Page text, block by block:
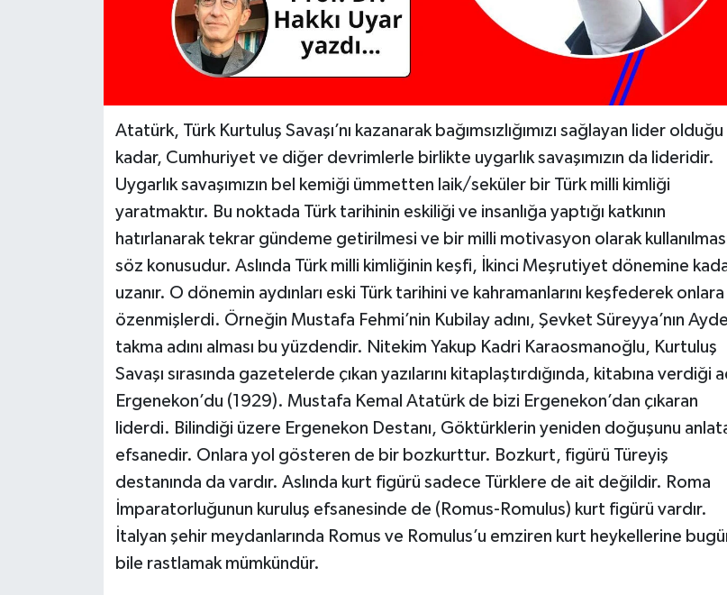
Atatürk, Türk Kurtuluş Savaşı’nı kazanarak bağımsızlığımızı sağlayan lider olduğu
kadar, Cumhuriyet ve diğer devrimlerle birlikte uygarlık savaşımızın da lideridir.
Uygarlık savaşımızın bel kemiği ümmetten laik/seküler bir Türk milli kimliği
yaratmaktır. Bu noktada Türk tarihinin eskiliği ve insanlığa yaptığı katkının
hatırlanarak tekrar gündeme getirilmesi ve bir milli motivasyon olarak
söz konusudur. Aslında Türk milli kimliğinin keşfi, İkinci Meşrutiyet dönemine
uzanır. O dönemin aydınları eski Türk tarihini ve kahramanlarını keşfederek onlara
özenmişlerdi. Örneğin Mustafa Fehmi’nin Kubilay adını, Şevket Süreyya’nın
takma adını alması bu yüzdendir. Nitekim Yakup Kadri Karaosmanoğlu, Kurtuluş
Savaşı sırasında gazetelerde çıkan yazılarını kitaplaştırdığında, kitabına verdiği
Ergenekon’du (1929). Mustafa Kemal Atatürk de bizi Ergenekon’dan çıkaran
liderdi. Bilindiği üzere Ergenekon Destanı, Göktürklerin yeniden doğuşunu
efsanedir. Onlara yol gösteren de bir bozkurttur. Bozkurt, figürü Türeyiş
destanında da vardır. Aslında kurt figürü sadece Türklere de ait değildir. Roma
İmparatorluğunun kuruluş efsanesinde de (Romus-Romulus) kurt figürü vardır.
İtalyan şehir meydanlarında Romus ve Romulus’u emziren kurt heykellerine
bile rastlamak mümkündür.